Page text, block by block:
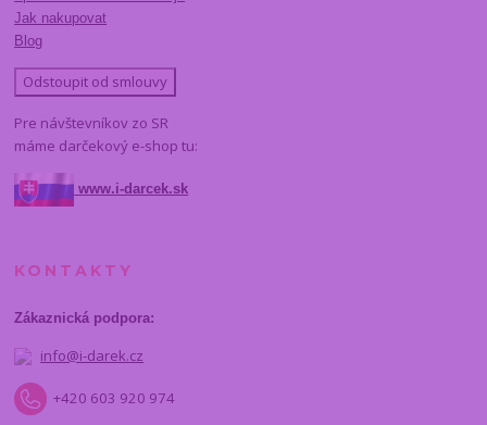
Jak nakupovat
Blog
Odstoupit od smlouvy
Pre návštevníkov zo SR
máme darčekový e-shop tu:
www.i-darcek.sk
KONTAKTY
Zákaznická podpora:
info@i-darek.cz
+420 603 920 974